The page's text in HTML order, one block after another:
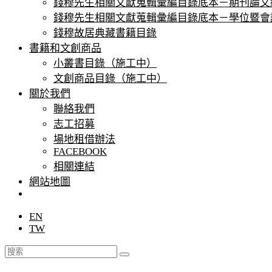
錢穆先生相關文獻蒐輯彙編目錄底本－期刊論文
錢穆先生相關文獻蒐輯彙編目錄底本－學位暨
錢穆故居典藏書籍⽬錄
書籍和文創商品
小叢書目錄（施工中）
文創商品目錄（施工中）
關於我們
聯絡我們
志⼯招募
場地租借辦法
FACEBOOK
相關連結
網站地圖
EN
TW